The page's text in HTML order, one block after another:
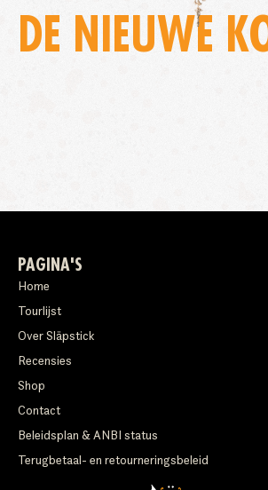
DE NIEUWE
PAGINA'S
Home
Tourlijst
Over Släpstick
Recensies
Shop
Contact
Beleidsplan & ANBI status
Terugbetaal- en retourneringsbeleid